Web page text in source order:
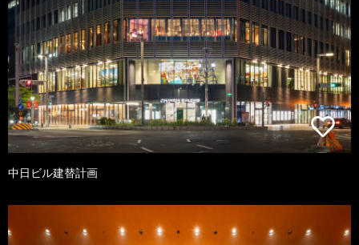
中日ビル建替計画